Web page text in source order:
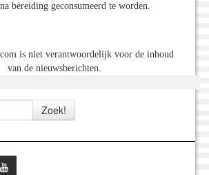
bereiding geconsumeerd te worden.
is niet verantwoordelijk voor de inhoud
van de nieuwsberichten.